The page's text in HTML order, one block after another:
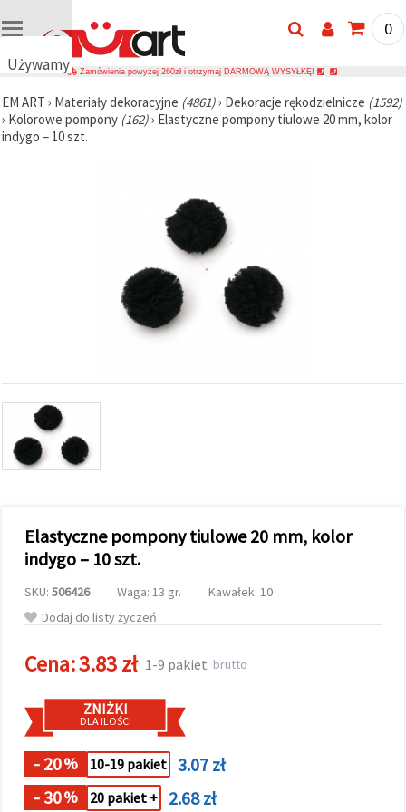
Używamy
cookie
🍪
Używamy
ruch i
wyświetlać
bardziej
trafne treści
oraz
naszych
partnerów
analitycznych
marketingowych.
Możesz
zgodzić się
używanie
wszystkich
klikając
"Akceptuj
wskazać
swoje
preferencje
0
Zamówienia powyżej 260zł i otrzymaj DARMOWĄ WYSYŁKĘ!
EM ART › Materiały dekoracyjne (4861)› Dekoracje rękodzielnicze (1592)
› Kolorowe pompony (162)› Elastyczne pompony tiulowe 20 mm, kolor
indygo – 10 szt.
Elastyczne pompony tiulowe 20 mm, kolor
indygo – 10 szt.
SKU: 506426 Waga: 13 gr.
Kawałek: 10
Dodaj do listy życzeń
Cena:3.83 zł 1-9 pakiet brutto
ZNIŻKI
DLA ILOŚCI
- 20% 10-19 pakiet
3.07 zł
- 30% 20 pakiet + 2.68 zł